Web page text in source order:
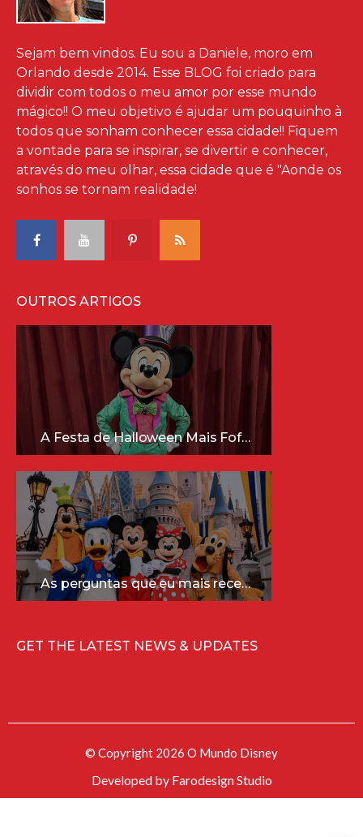
Sejam bem vindos. Eu sou a Daniele, moro em
Orlando desde 2014. Esse BLOG foi criado para
dividir com todos o meu amor por esse mundo
mágico!! O meu objetivo é ajudar um pouquinho à
todos que sonham conhecer essa cidade!! Fiquem
a vontade para se inspirar, se divertir e conhecer,
através do meu olhar, essa cidade que é "Aonde os
sonhos se tornam realidade!
OUTROS ARTIGOS
A Festa de Halloween Mais Fofa da Disney Está Chegando!
As perguntas que eu mais recebo sobre a Disney (e as respostas mais sinceras!)
GET THE LATEST NEWS & UPDATES
© Copyright 2026 O Mundo Disney
Developed by Farodesign Studio